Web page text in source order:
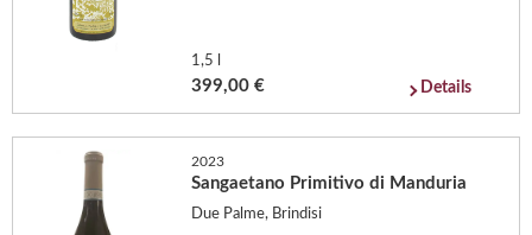
1,5 l
399,00 € Details
2023
Sangaetano Primitivo di Manduria
Due Palme, Brindisi